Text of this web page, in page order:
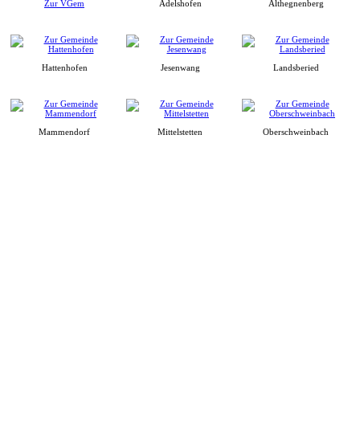
Zur VGem Adelshofen Althegnenberg
Hattenhofen Jesenwang Landsberied
Mammendorf Mittelstetten Oberschweinbach